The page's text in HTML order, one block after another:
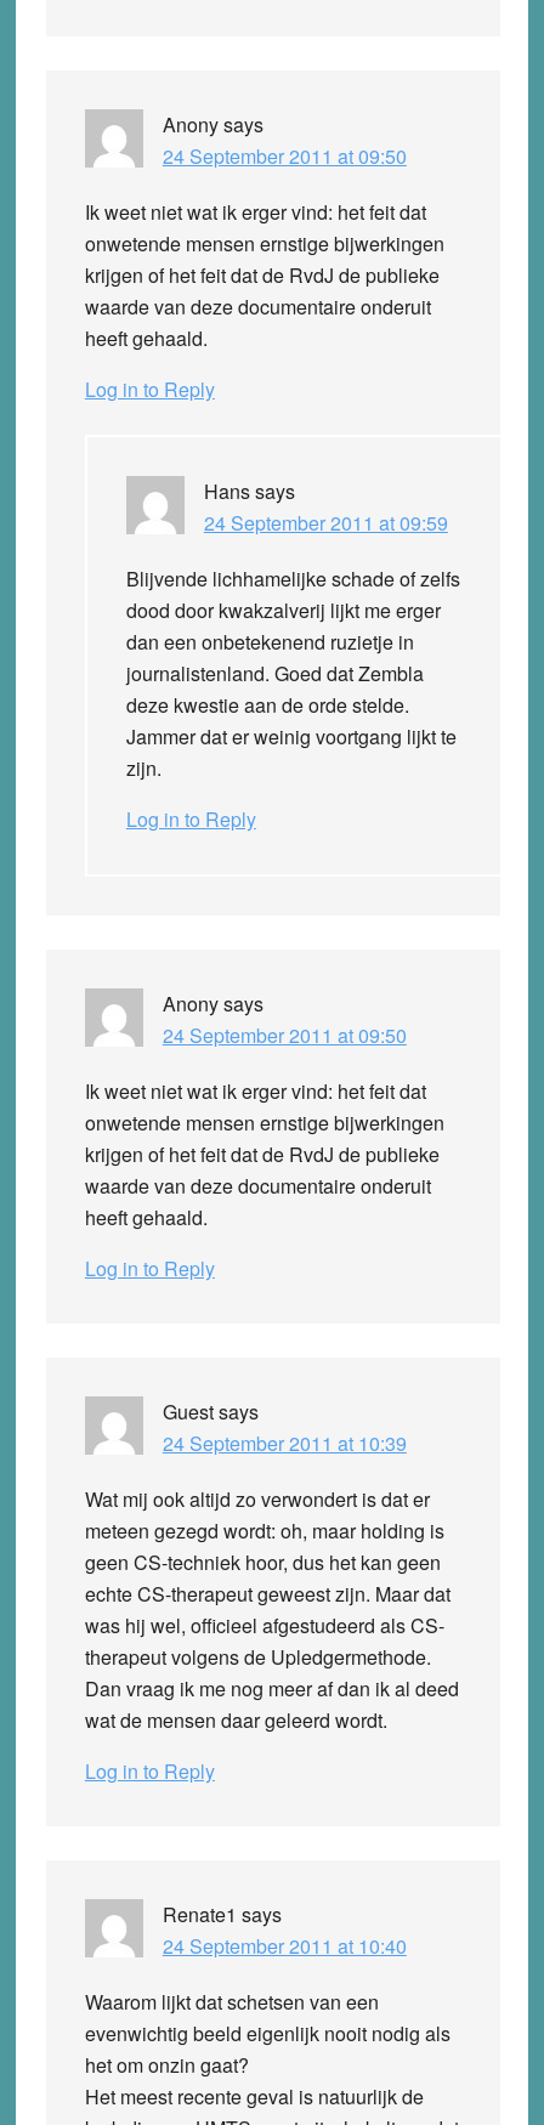
Anonysays
24 September 2011 at 09:50
Ik weet niet wat ik erger vind: het feit dat
onwetende mensen ernstige bijwerkingen
krijgen of het feit dat de RvdJ de publieke
waarde van deze documentaire onderuit
heeft gehaald.
Log in to Reply
Hanssays
24 September 2011 at 09:59
Blijvende lichhamelijke schade of zelfs
dood door kwakzalverij lijkt me erger
dan een onbetekenend ruzietje in
journalistenland. Goed dat Zembla
deze kwestie aan de orde stelde.
Jammer dat er weinig voortgang lijkt te
zijn.
Log in to Reply
Anonysays
24 September 2011 at 09:50
Ik weet niet wat ik erger vind: het feit dat
onwetende mensen ernstige bijwerkingen
krijgen of het feit dat de RvdJ de publieke
waarde van deze documentaire onderuit
heeft gehaald.
Log in to Reply
Guestsays
24 September 2011 at 10:39
Wat mij ook altijd zo verwondert is dat er
meteen gezegd wordt: oh, maar holding is
geen CS-techniek hoor, dus het kan geen
echte CS-therapeut geweest zijn. Maar dat
was hij wel, officieel afgestudeerd als CS-
therapeut volgens de Upledgermethode.
Dan vraag ik me nog meer af dan ik al deed
wat de mensen daar geleerd wordt.
Log in to Reply
Renate1 says
24 September 2011 at 10:40
Waarom lijkt dat schetsen van een
evenwichtig beeld eigenlijk nooit nodig als
het om onzin gaat?
Het meest recente geval is natuurlijk de